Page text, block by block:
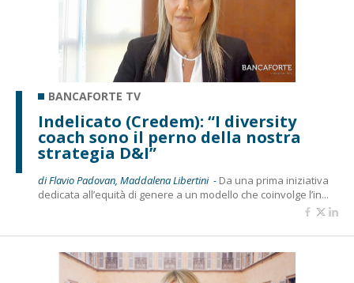
BANCAFORTE TV
Indelicato (Credem): “I diversity
coach sono il perno della nostra
strategia D&I”
di Flavio Padovan, Maddalena Libertini - Da una prima iniziativa
dedicata all’equità di genere a un modello che coinvolge l’in...